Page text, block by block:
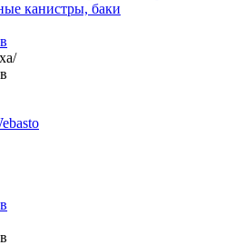
канистры, баки
/